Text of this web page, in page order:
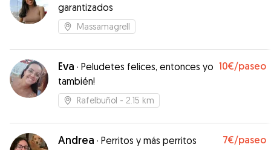
garantizados
Massamagrell
Eva · Peludetes felices, entonces yo
también!
10€/paseo
Rafelbuñol - 2.15 km
Andrea · Perritos y más perritos 7€/paseo